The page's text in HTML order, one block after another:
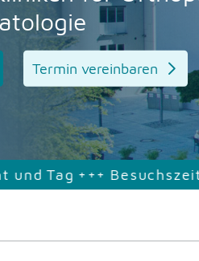
Termin vereinbaren
ist täglich von 12:30